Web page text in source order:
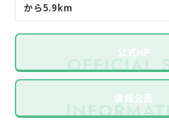
から5.9km
公式HP
情報公表